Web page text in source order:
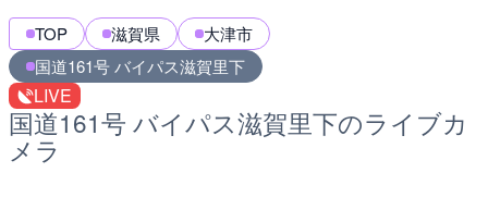
TOP 滋賀県
大津市
国道161号 バイパス滋賀里下
LIVE
国道161号 バイパス滋賀里下のライブカ
メラ